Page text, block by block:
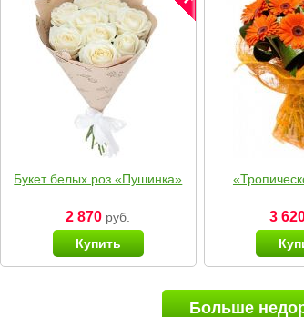
Букет белых роз «Пушинка»
2 870 руб.
Купить
3
Больше